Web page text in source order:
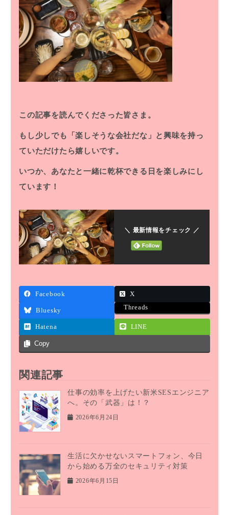
この記事を読んでくださった皆さま。
もし少しでも「楽しそうな会社だな」と興味を持っ
ていただけたら嬉しいです。
いつか、あなたと一緒に乾杯できる日を楽しみにし
ています！
＼ 最新情報をチェック ／
Facebook X
Bluesky Threads
Hatena LINE
Copy
関連記事
仕事の効率を上げたい新米SESエンジニア
へ。その「武器」は！？
2026年6月24日
生活に欠かせないスマートフォン、今日
から始める万全のセキュリティ対策
2026年6月15日